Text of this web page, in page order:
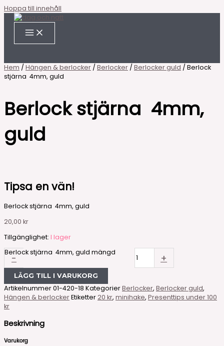
Hoppa till innehåll
Hem / Hängen & berlocker / Berlocker / Berlocker guld / Berlock
stjärna 4mm, guld
Berlock stjärna 4mm,
guld
Tipsa en vän!
Berlock stjärna 4mm, guld
20,00 kr
Tillgänglighet: I lager
-
Berlock stjärna 4mm, guld mängd +
LÄGG TILL I VARUKORG
Artikelnummer01-420-18 KategorierBerlocker, Berlocker guld,
Hängen & berlockerEtiketter20 kr, minihake, Presenttips under 100
kr
Beskrivning
Varukorg